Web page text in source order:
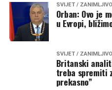
SVIJET /
Orban: Ovo je
u Evropi,
SVIJET /
Britanski
treba spremiti
prekasno”